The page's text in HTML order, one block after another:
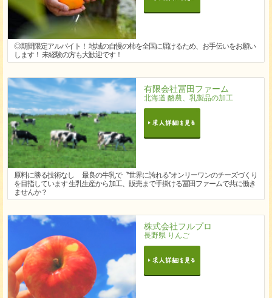
◎期間限定アルバイト！ 地域の自慢の柿を全国に届けるため、お手伝いをお願い
します！ 未経験の方も大歓迎です！
有限会社冨田ファーム
北海道 酪農、乳製品の加工
原料に勝る技術なし 最良の牛乳で〝世界に誇れる”オンリーワンのチーズづくり
を目指しています 生乳生産から加工、販売まで手掛ける冨田ファームで共に働き
ませんか？
株式会社フルプロ
長野県 りんご